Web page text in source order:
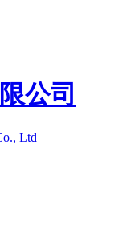
公司
Ltd